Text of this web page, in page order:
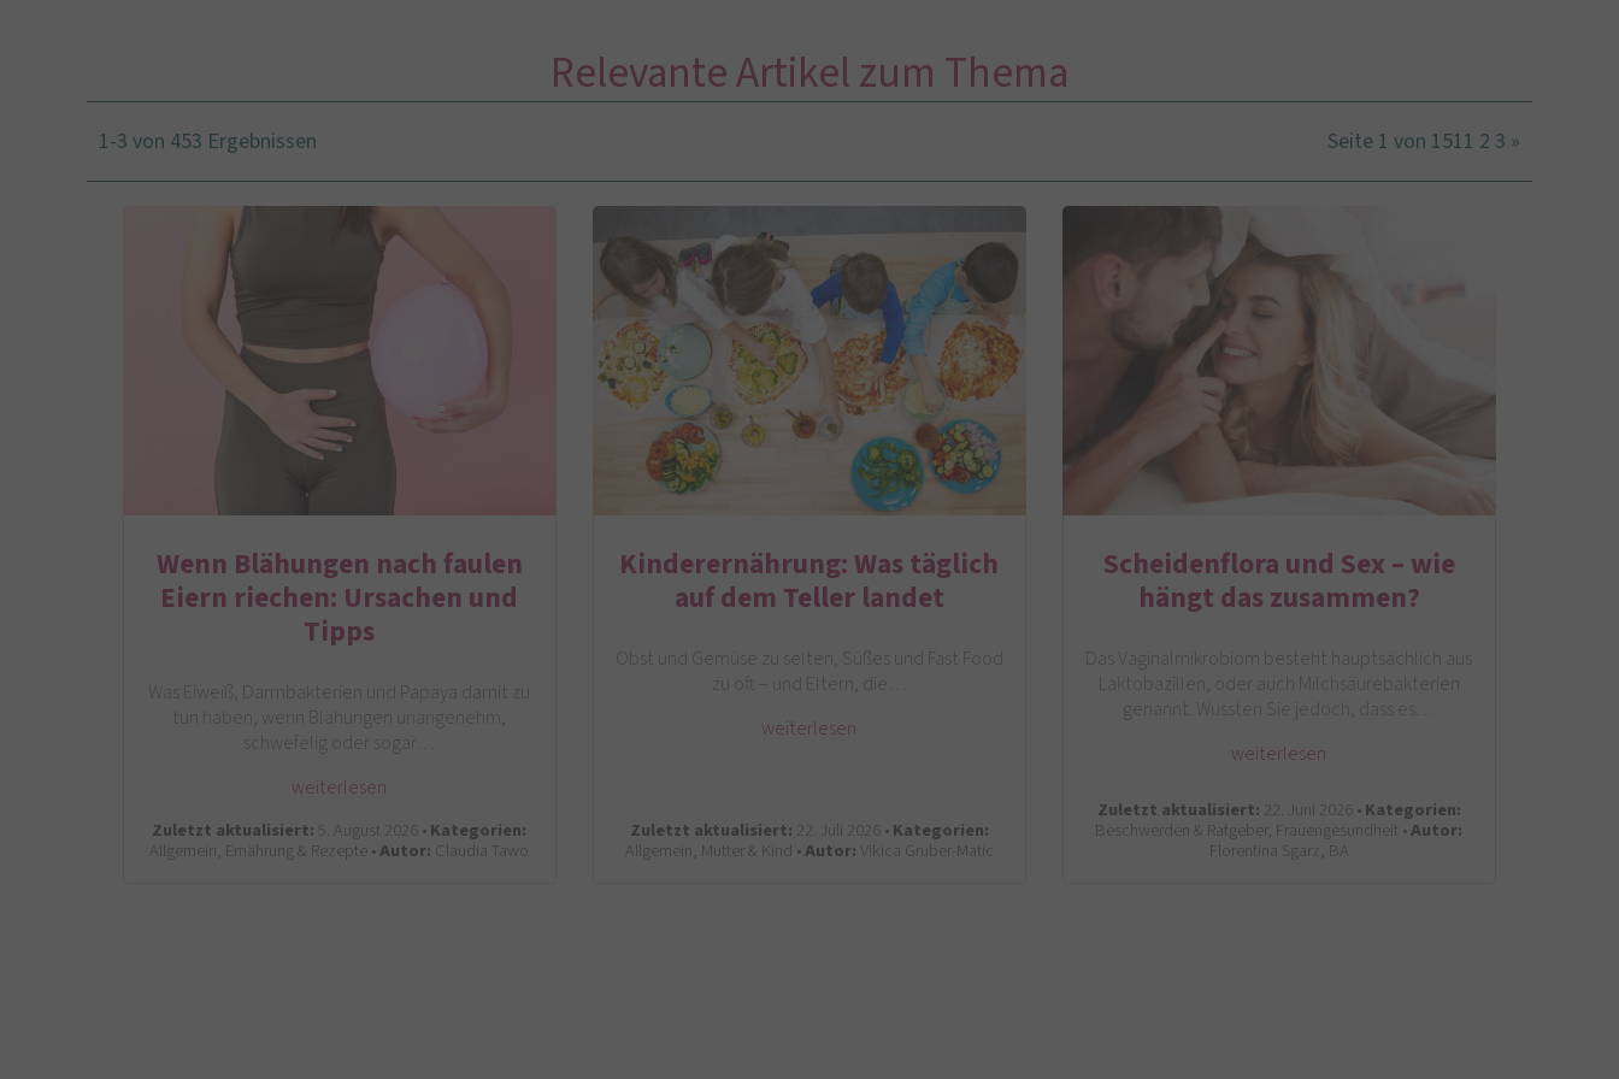
Relevante Artikel zum Thema
1-3 von 453 Ergebnissen Seite 1 von 1511 2 3 »
Wenn Blähungen nach faulen
Eiern riechen: Ursachen und
Tipps
Was Eiweiß, Darmbakterien und Papaya damit zu
tun haben, wenn Blähungen unangenehm,
schwefelig oder sogar…
weiterlesen
Zuletzt aktualisiert: 5. August 2026 •Kategorien:
Allgemein, Ernährung & Rezepte •Autor: Claudia Tawo
Kinderernährung: Was täglich
auf dem Teller landet
Obst und Gemüse zu selten, Süßes und Fast Food
zu oft – und Eltern, die…
weiterlesen
Zuletzt aktualisiert: 22. Juli 2026 •Kategorien:
Allgemein, Mutter & Kind •Autor:Vikica Gruber-Matic
Scheidenflora und Sex – wie
hängt das zusammen?
Das Vaginalmikrobiom besteht hauptsächlich aus
Laktobazillen, oder auch Milchsäurebakterien
genannt. Wussten Sie jedoch, dass es…
weiterlesen
Zuletzt aktualisiert: 22. Juni 2026 •Kategorien:
Beschwerden & Ratgeber, Frauengesundheit •Autor:
Florentina Sgarz, BA